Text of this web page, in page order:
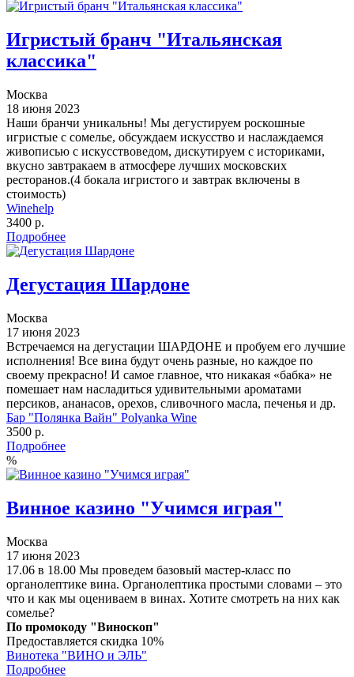
Игристый бранч "Итальянская
классика"
Москва
18 июня 2023
Наши бранчи уникальны! Мы дегустируем роскошные
игристые с сомелье, обсуждаем искусство и наслаждаемся
живописью с искусствоведом, дискутируем с историками,
вкусно завтракаем в атмосфере лучших московских
ресторанов.(4 бокала игристого и завтрак включены в
стоимость)
Winehelp
3400 р.
Подробнее
Дегустация Шардоне
Москва
17 июня 2023
Встречаемся на дегустации ШАРДОНЕ и пробуем его лучшие
исполнения! Все вина будут очень разные, но каждое по
своему прекрасно! И самое главное, что никакая «бабка» не
помешает нам насладиться удивительными ароматами
персиков, ананасов, орехов, сливочного масла, печенья и др.
Бар "Полянка Вайн" Polyanka Wine
3500 р.
Подробнее
%
Винное казино "Учимся играя"
Москва
17 июня 2023
17.06 в 18.00 Мы проведем базовый мастер-класс по
органолептике вина. Органолептика простыми словами – это
что и как мы оцениваем в винах. Хотите смотреть на них как
сомелье?
По промокоду "Виноскоп"
Предоставляется скидка 10%
Винотека "ВИНО и ЭЛЬ"
Подробнее